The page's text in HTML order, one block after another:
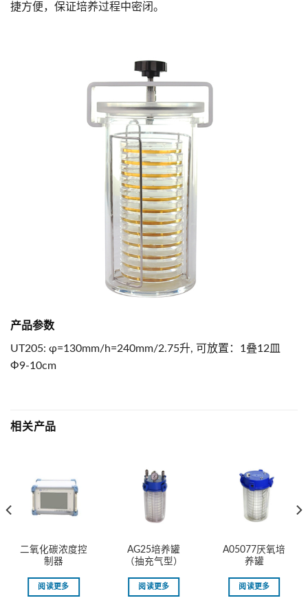
捷方便，保证培养过程中密闭。
产品参数
UT205: φ=130mm/h=240mm/2.75升, 可放置：1叠12皿
Ф9-10cm
相关产品
二氧化碳浓度控
制器
阅读更多
AG25培养罐
（抽充气型）
阅读更多
A05077厌氧培
养罐
阅读更多